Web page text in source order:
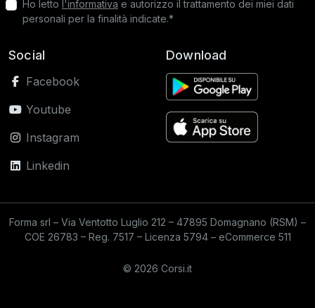
Ho letto l'informativa e autorizzo il trattamento dei miei dati
personali per la finalità indicate.*
Social
Facebook
Youtube
Instagram
Linkedin
Download
Forma srl – Via Ventotto Luglio 212 – 47895 Domagnano (RSM) –
COE 26783 – Reg. 7517 – Licenza 5794 – eCommerce 511
© 2026 Corsi.it